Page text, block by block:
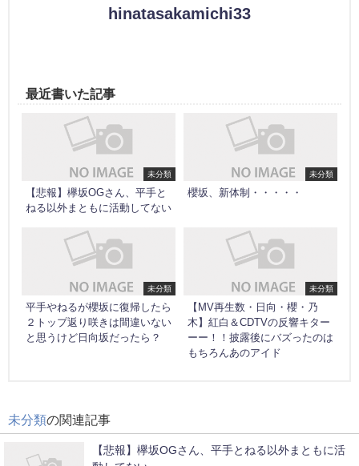
hinatasakamichi33
最近書いた記事
未分類
【悲報】欅坂OGさん、平手と
ねる以外まともに活動してない
未分類
櫻坂、新体制・・・・・
未分類
平手やねるが櫻坂に復帰したら
２トップ返り咲きは間違いない
と思うけど日向坂だったら？
未分類
【MV再生数・日向・櫻・乃
木】紅白＆CDTVの反響キター
ーー！！披露後にバズったのは
もちろんあのアイド
未分類の関連記事
【悲報】欅坂OGさん、平手とねる以外まともに活